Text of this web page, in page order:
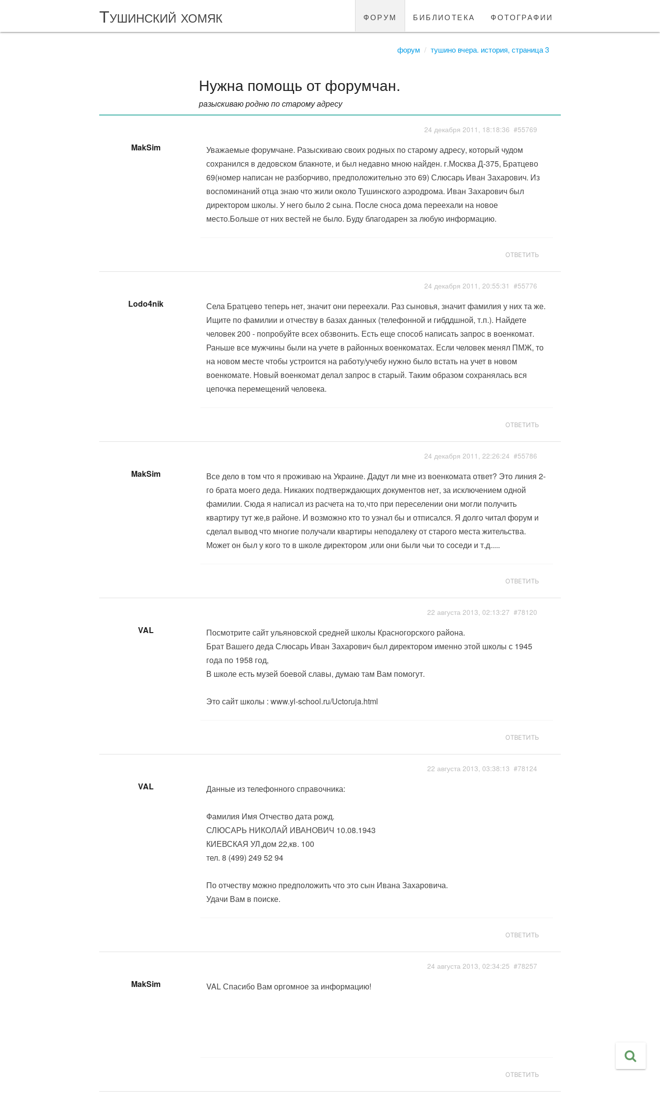
Тушинский хомяк форум библиотека фотографии
форум тушино вчера. история, страница 3
Нужна помощь от форумчан.
разыскиваю родню по старому адресу
MakSim
24 декабря 2011, 18:18:36 #55769
Уважаемые форумчане. Разыскиваю своих родных по старому адресу, который чудом
сохранился в дедовском блакноте, и был недавно мною найден. г.Москва Д-375, Братцево
69(номер написан не разборчиво, предположительно это 69) Слюсарь Иван Захарович. Из
воспоминаний отца знаю что жили около Тушинского аэродрома. Иван Захарович был
директором школы. У него было 2 сына. После сноса дома переехали на новое
место.Больше от них вестей не было. Буду благодарен за любую информацию.
ОТВЕТИТЬ
Lodo4nik
24 декабря 2011, 20:55:31 #55776
Села Братцево теперь нет, значит они переехали. Раз сыновья, значит фамилия у них та же.
Ищите по фамилии и отчеству в базах данных (телефонной и гибддшной, т.п.). Найдете
человек 200 - попробуйте всех обзвонить. Есть еще способ написать запрос в военкомат.
Раньше все мужчины были на учете в районных военкоматах. Если человек менял ПМЖ, то
на новом месте чтобы устроится на работу/учебу нужно было встать на учет в новом
военкомате. Новый военкомат делал запрос в старый. Таким образом сохранялась вся
цепочка перемещений человека.
ОТВЕТИТЬ
MakSim
24 декабря 2011, 22:26:24 #55786
Все дело в том что я проживаю на Украине. Дадут ли мне из военкомата ответ? Это линия 2-
го брата моего деда. Никаких подтверждающих документов нет, за исключением одной
фамилии. Сюда я написал из расчета на то,что при переселении они могли получить
квартиру тут же,в районе. И возможно кто то узнал бы и отписался. Я долго читал форум и
сделал вывод что многие получали квартиры неподалеку от старого места жительства.
Может он был у кого то в школе директором ,или они были чьи то соседи и т.д.....
ОТВЕТИТЬ
VAL
22 августа 2013, 02:13:27 #78120
Посмотрите сайт ульяновской средней школы Красногорского района.
Брат Вашего деда Слюсарь Иван Захарович был директором именно этой школы с 1945
года по 1958 год,
В школе есть музей боевой славы, думаю там Вам помогут.
Это сайт школы : www.yl-school.ru/Uctoruja.html
ОТВЕТИТЬ
VAL
22 августа 2013, 03:38:13 #78124
Данные из телефонного справочника:
Фамилия Имя Отчество дата рожд.
СЛЮСАРЬ НИКОЛАЙ ИВАНОВИЧ 10.08.1943
КИЕВСКАЯ УЛ,дом 22,кв. 100
тел. 8 (499) 249 52 94
По отчеству можно предположить что это сын Ивана Захаровича.
Удачи Вам в поиске.
ОТВЕТИТЬ
MakSim
24 августа 2013, 02:34:25 #78257
VAL Спасибо Вам оргомное за информацию!
ОТВЕТИТЬ